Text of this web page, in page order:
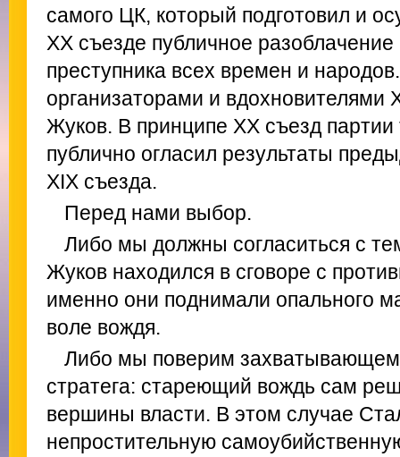
самого ЦК, который подготовил и
ХХ съезде публичное
преступника всех времен и
организаторами и
Жуков. В принципе ХХ съезд партии
публично огласил результаты
ХIХ съезда.
Перед нами выбор.
Либо мы должны согласиться с
Жуков находился в сговоре с
именно они поднимали опального
воле вождя.
Либо мы поверим
стратега: стареющий вождь сам
вершины власти. В этом случае
непростительную